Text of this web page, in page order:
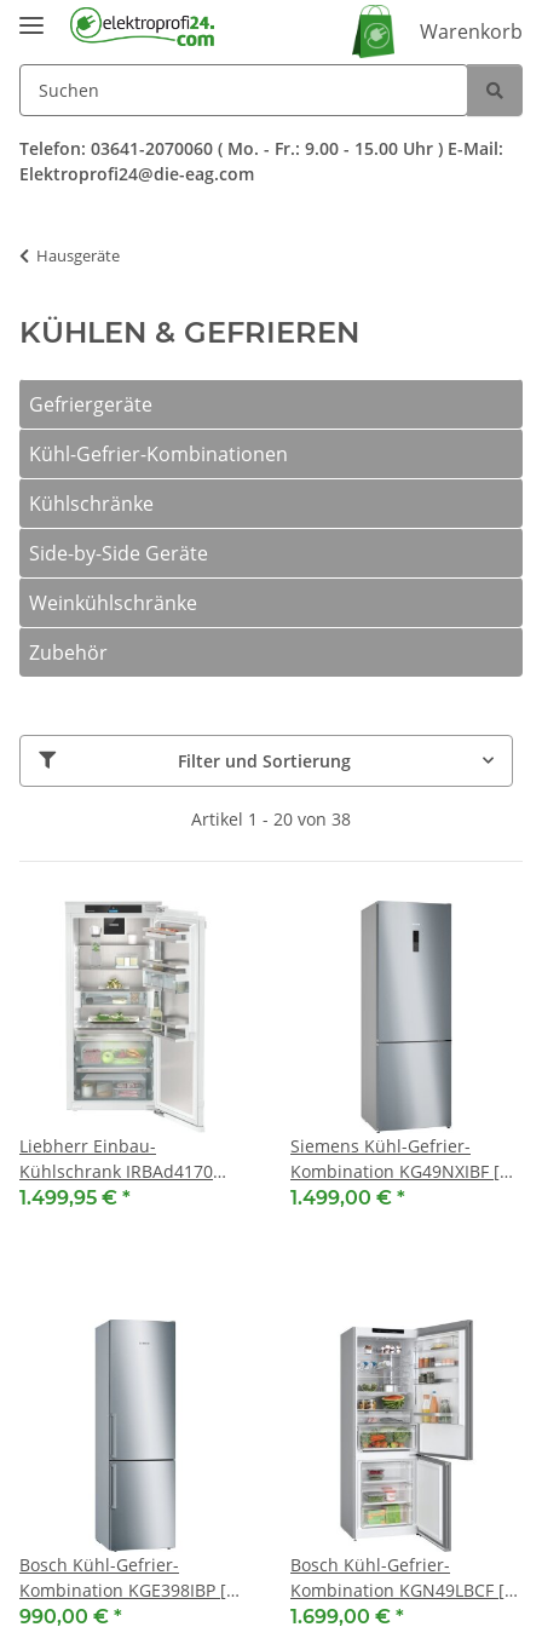
Warenkorb
Telefon: 03641-2070060 ( Mo. - Fr.: 9.00 - 15.00 Uhr ) E-Mail:
Elektroprofi24@die-eag.com
Hausgeräte
KÜHLEN & GEFRIEREN
Gefriergeräte
Kühl-Gefrier-Kombinationen
Kühlschränke
Side-by-Side Geräte
Weinkühlschränke
Zubehör
Filter und Sortierung
Artikel 1 - 20 von 38
Liebherr Einbau-
Kühlschrank IRBAd4170
Peak [ EEK: D ] BioFresh
1.499,95 € *
Siemens Kühl-Gefrier-
Kombination KG49NXIBF [
EEK: B ] Edelstahl
1.499,00 € *
Bosch Kühl-Gefrier-
Kombination KGE398IBP [
EEK: B ] Edelstahl ( mit
990,00 € *
Bosch Kühl-Gefrier-
Kombination KGN49LBCF [
EEK: C ] Schwarz, Glastür,
1.699,00 € *